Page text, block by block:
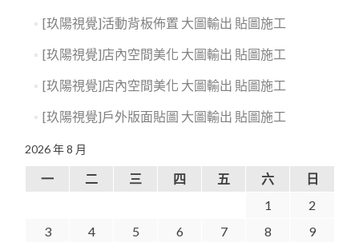
[玖陽視覺]活動背板佈置 大圖輸出 貼圖施工
[玖陽視覺]店內空間美化 大圖輸出 貼圖施工
[玖陽視覺]店內空間美化 大圖輸出 貼圖施工
[玖陽視覺]戶外版面貼圖 大圖輸出 貼圖施工
2026 年 8 月
一 二 三 四 五 六
日
1
2
3
4 5 6 7 8
9